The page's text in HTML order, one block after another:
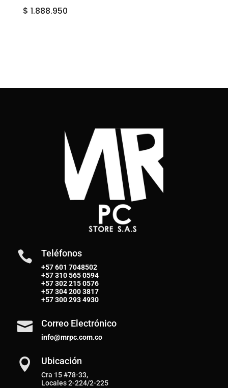
$ 1.888.950
 Teléfonos
+57 601 7048502
+57310 565 0594
+57302 215 0576
+57304 200 3817
+57300 293 4930
 Correo Electrónico
info@mrpc.com.co
 Ubicación
Cra 15 #78-33,
Locales 2-224/2-225